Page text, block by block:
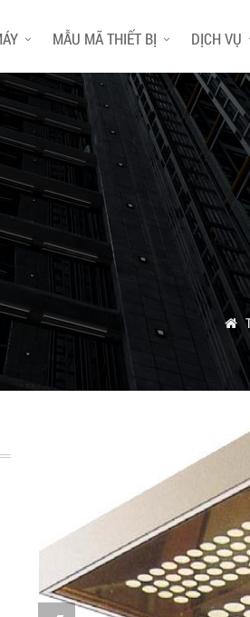
MẪU MÃ THIẾT BỊ DỊCH VỤ